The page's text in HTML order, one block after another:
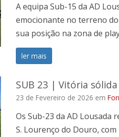
A equipa Sub-15 da AD
emocionante no terreno
sua posição na zona de
ler mais
SUB 23 | Vitória sólida
23 de Fevereiro de 2026 em
Os Sub-23 da AD Lousada
S. Lourenço do Douro,